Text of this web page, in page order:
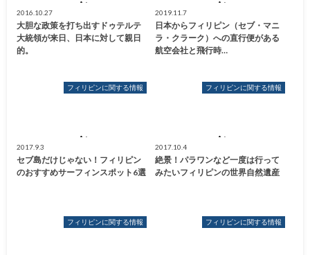
2016.10.27
大胆な政策を打ち出すドゥテルテ
大統領が来日、日本に対して親日
的。
2019.11.7
日本からフィリピン（セブ・マニ
ラ・クラーク）への直行便がある
航空会社と飛行時…
フィリピンに関する情報
2017.9.3
セブ島だけじゃない！フィリピン
のおすすめサーフィンスポット6選
フィリピンに関する情報
2017.10.4
絶景！パラワンなど一度は行って
みたいフィリピンの世界自然遺産
フィリピンに関する情報 フィリピンに関する情報